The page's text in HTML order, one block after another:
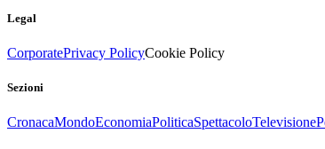
Legal
CorporatePrivacy PolicyCookie Policy
Sezioni
CronacaMondoEconomiaPoliticaSpettacoloTelevisione